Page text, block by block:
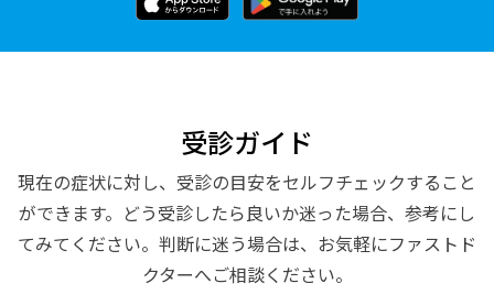
受診ガイド
現在の症状に対し、受診の目安をセルフチェックすること
ができます。どう受診したら良いか迷った場合、参考にし
てみてください。判断に迷う場合は、お気軽にファストド
クターへご相談ください。